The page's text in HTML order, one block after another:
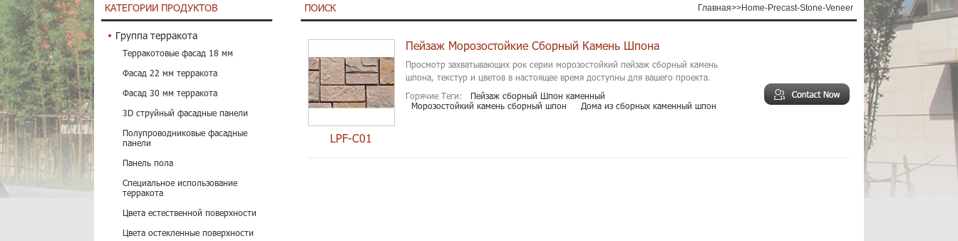
КАТЕГОРИИ ПРОДУКТОВ
Группа терракота
Терракотовые фасад 18 мм
Фасад 22 мм терракота
Фасад 30 мм терракота
3D струйный фасадные панели
Полупроводниковые фасадные
панели
Панель пола
Специальное использование
терракота
Цвета естественной поверхности
Цвета остекленные поверхности
ПОИСК Главная>>Home-Precast-Stone-Veneer
LPF-C01
Пейзаж Морозостойкие Сборный Камень Шпона
Просмотр захватывающих рок серии морозостойкий пейзаж сборный камень
шпона, текстур и цветов в настоящее время доступны для вашего проекта.
Горячие Теги:
Пейзаж сборный Шпон каменный
Морозостойкий камень сборный шпон
Дома из сборных каменный шпон